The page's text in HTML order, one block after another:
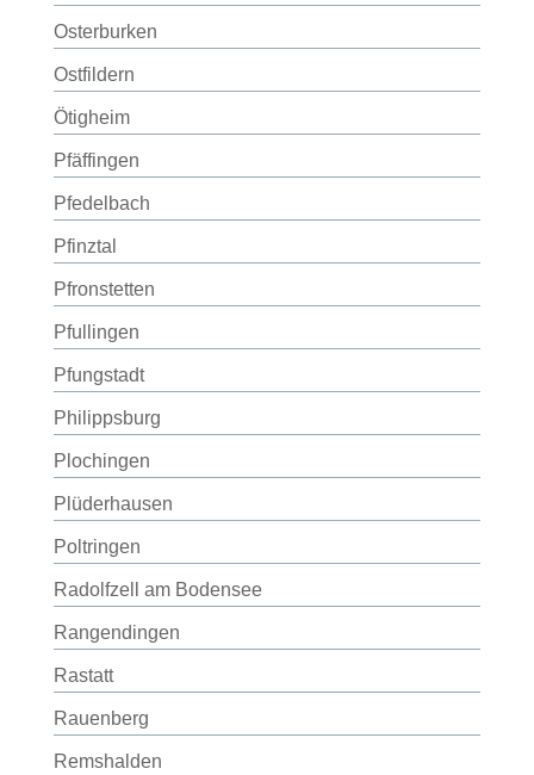
Osterburken
Ostfildern
Ötigheim
Pfäffingen
Pfedelbach
Pfinztal
Pfronstetten
Pfullingen
Pfungstadt
Philippsburg
Plochingen
Plüderhausen
Poltringen
Radolfzell am Bodensee
Rangendingen
Rastatt
Rauenberg
Remshalden